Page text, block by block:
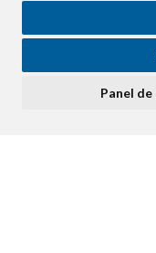
Si acepta pulsando
consideramos que
ninguna acción, se
Panel